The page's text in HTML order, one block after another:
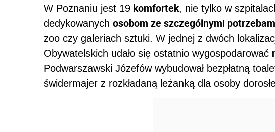
W Poznaniu jest 19 komfortek, nie tylko w
dedykowanych osobom ze szczególnymi
zoo czy galeriach sztuki. W jednej z dwóch
Obywatelskich udało się ostatnio wygospodarować
Podwarszawski Józefów wybudował bezpłatną
świdermajer z rozkładaną leżanką dla osoby